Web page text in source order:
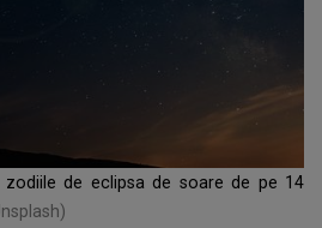
de eclipsa de soare de pe 14